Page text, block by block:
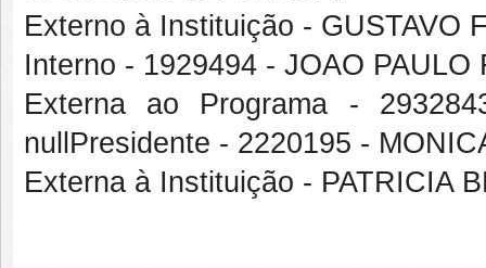
Externo à Instituição - GUSTAVO
Interno - 1929494 - JOAO PAULO
Externa ao Programa -
nullPresidente - 2220195 -
Externa à Instituição - PATRICIA